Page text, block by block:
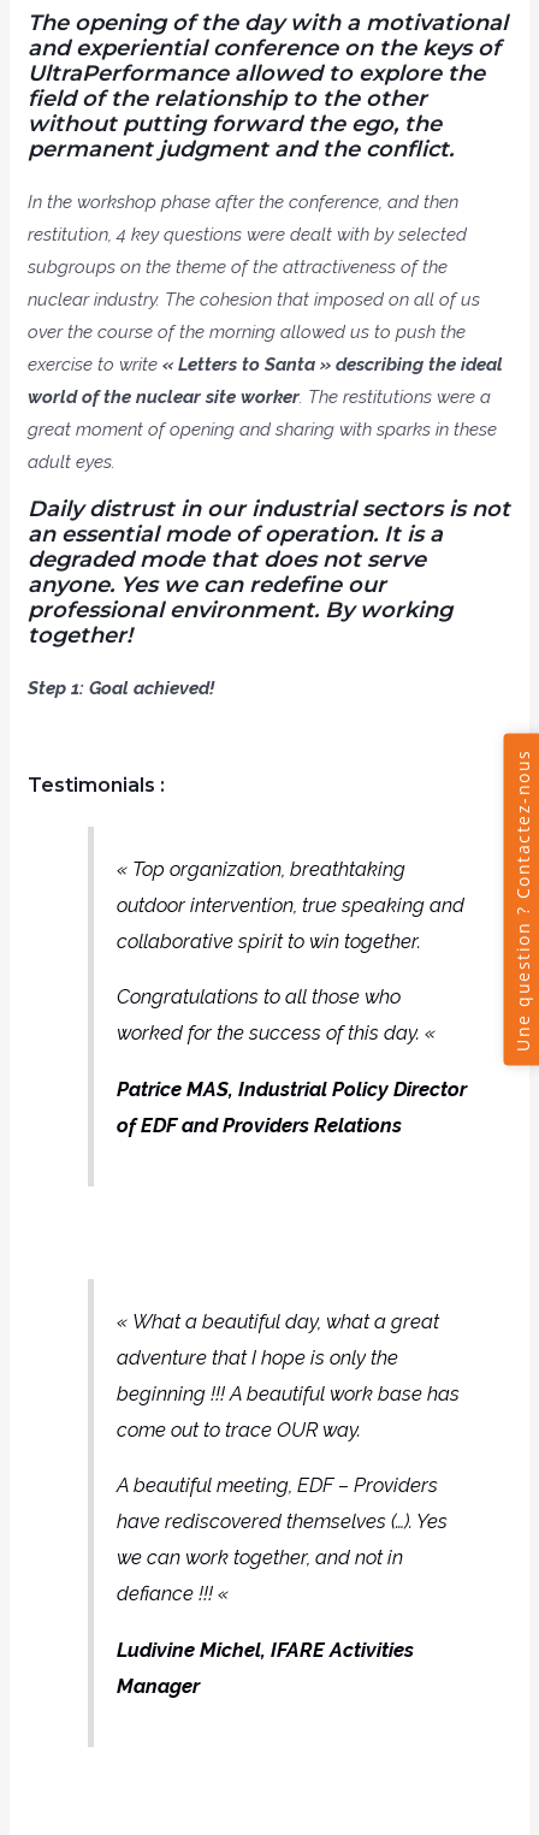
The opening of the day with a motivational
and experiential conference on the keys of
UltraPerformance allowed to explore the
field of the relationship to the other
without putting forward the ego, the
permanent judgment and the conflict.
In the workshop phase after the conference, and then
restitution, 4 key questions were dealt with by selected
subgroups on the theme of the attractiveness of the
nuclear industry. The cohesion that imposed on all of us
over the course of the morning allowed us to push the
exercise to write« Letters to Santa » describing the ideal
world of the nuclear site worker. The restitutions were a
great moment of opening and sharing with sparks in these
adult eyes.
Daily distrust in our industrial sectors is not
an essential mode of operation. It is a
degraded mode that does not serve
anyone. Yes we can redefine our
professional environment. By working
together!
Step 1: Goal achieved!
Testimonials :
« Top organization, breathtaking
outdoor intervention, true speaking and
collaborative spirit to win together.
Congratulations to all those who
worked for the success of this day. «
Patrice MAS, Industrial Policy Director
of EDF and Providers Relations
« What a beautiful day, what a great
adventure that I hope is only the
beginning !!!A beautiful work base has
come out to trace OUR way.
A beautiful meeting, EDF – Providers
have rediscovered themselves (…). Yes
we can work together, and not in
defiance !!! «
Ludivine Michel, IFARE Activities
Manager